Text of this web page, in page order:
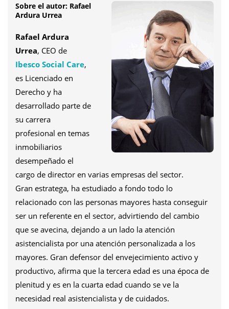
Sobre el autor: Rafael
Ardura Urrea
Rafael Ardura
Urrea, CEO de
Ibesco Social Care,
es Licenciado en
Derecho y ha
desarrollado parte de
su carrera
profesional en temas
inmobiliarios
desempeñado el
cargo de director en varias empresas del sector.
Gran estratega, ha estudiado a fondo todo lo
relacionado con las personas mayores hasta conseguir
ser un referente en el sector, advirtiendo del cambio
que se avecina, dejando a un lado la atención
asistencialista por una atención personalizada a los
mayores. Gran defensor del envejecimiento activo y
productivo, afirma que la tercera edad es una época de
plenitud y es en la cuarta edad cuando se ve la
necesidad real asistencialista y de cuidados.